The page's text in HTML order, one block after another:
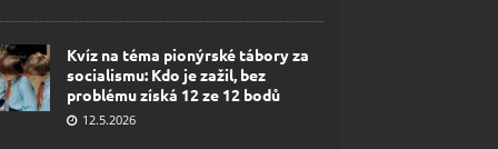
Kvíz na téma pionýrské tábory za
socialismu: Kdo je zažil, bez
problému získá 12 ze 12 bodů
12.5.2026